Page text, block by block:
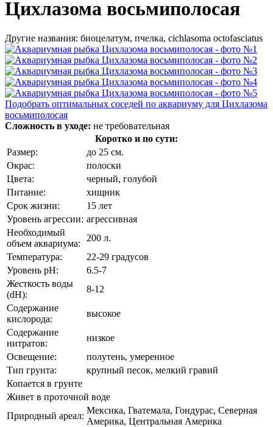
Цихлазома восьмиполосая
Другие названия: биоцелатум, пчелка, cichlasoma octofasciatus
Подобрать оптимальных соседей по аквариуму для Цихлазома
восьмиполосая
Сложность в уходе: не требовательная
Коротко и по сути:
Размер:
до 25 см.
Окрас:
полоски
Цвета:
черный, голубой
Питание:
хищник
Срок жизни:
15 лет
Уровень агрессии: агрессивная
Необходимый
объем аквариума:
200 л.
Температура:
22-29 градусов
Уровень pH:
6.5-7
Жесткость воды
(dH):
8-12
Содержание
кислорода:
высокое
Содержание
нитратов:
низкое
Освещение:
полутень, умеренное
Тип грунта:
крупный песок, мелкий гравий
Копается в грунте
Живет в проточной воде
Природный ареал:
Мексика, Гватемала, Гондурас, Северная
Америка, Центральная Америка